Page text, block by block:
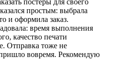
простым: выбрала
и оформила заказ.
время выполнения
качество печати
Отправка тоже не
пришло вовремя. Рекомендую